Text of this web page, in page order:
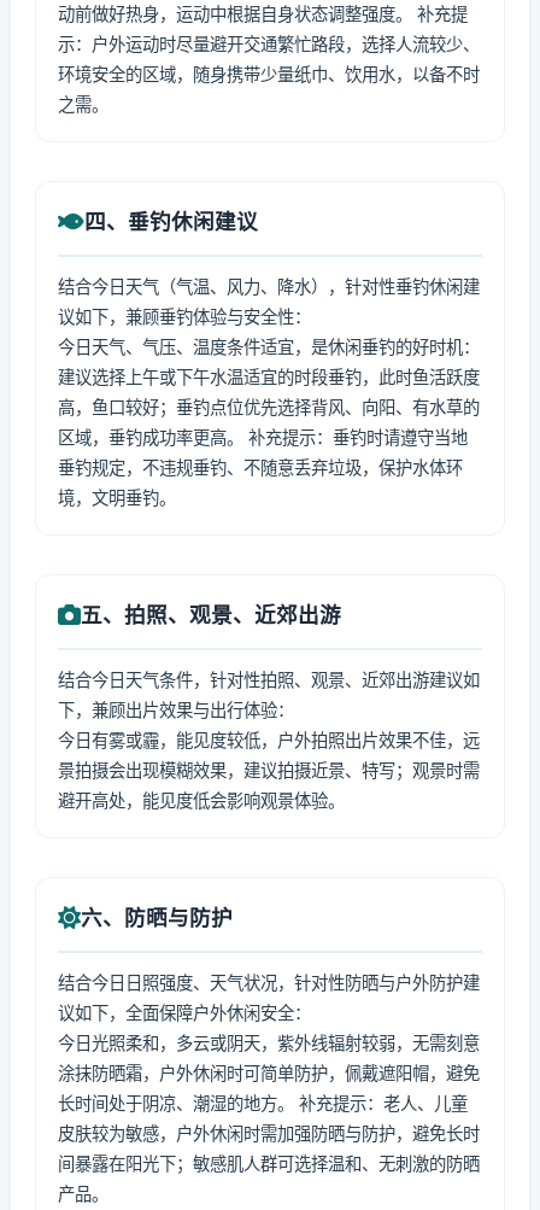
动前做好热身，运动中根据自身状态调整强度。 补充提
示：户外运动时尽量避开交通繁忙路段，选择人流较少、
环境安全的区域，随身携带少量纸巾、饮用水，以备不时
之需。
四、垂钓休闲建议
结合今日天气（气温、风力、降水），针对性垂钓休闲建
议如下，兼顾垂钓体验与安全性：
今日天气、气压、温度条件适宜，是休闲垂钓的好时机：
建议选择上午或下午水温适宜的时段垂钓，此时鱼活跃度
高，鱼口较好；垂钓点位优先选择背风、向阳、有水草的
区域，垂钓成功率更高。 补充提示：垂钓时请遵守当地
垂钓规定，不违规垂钓、不随意丢弃垃圾，保护水体环
境，文明垂钓。
五、拍照、观景、近郊出游
结合今日天气条件，针对性拍照、观景、近郊出游建议如
下，兼顾出片效果与出行体验：
今日有雾或霾，能见度较低，户外拍照出片效果不佳，远
景拍摄会出现模糊效果，建议拍摄近景、特写；观景时需
避开高处，能见度低会影响观景体验。
六、防晒与防护
结合今日日照强度、天气状况，针对性防晒与户外防护建
议如下，全面保障户外休闲安全：
今日光照柔和，多云或阴天，紫外线辐射较弱，无需刻意
涂抹防晒霜，户外休闲时可简单防护，佩戴遮阳帽，避免
长时间处于阴凉、潮湿的地方。 补充提示：老人、儿童
皮肤较为敏感，户外休闲时需加强防晒与防护，避免长时
间暴露在阳光下；敏感肌人群可选择温和、无刺激的防晒
产品。